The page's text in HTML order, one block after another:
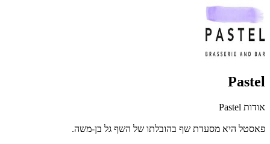
Pastel
אודות Pastel
פאסטל היא מסעדת שף בהובלתו של השף גל בן-משה.